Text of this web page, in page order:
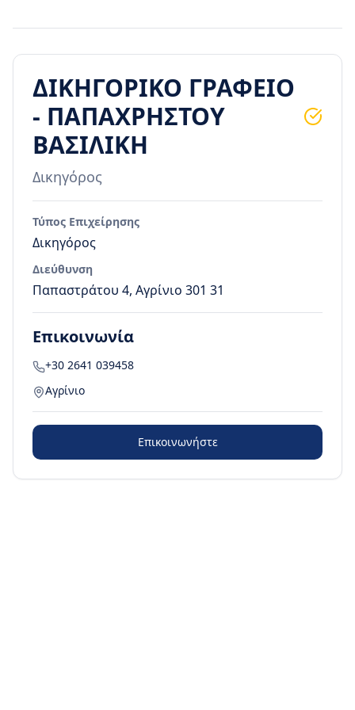
ΔΙΚΗΓΟΡΙΚΟ ΓΡΑΦΕΙΟ
- ΠΑΠΑΧΡΗΣΤΟΥ
ΒΑΣΙΛΙΚΗ
Δικηγόρος
Τύπος Επιχείρησης
Δικηγόρος
Διεύθυνση
Παπαστράτου 4, Αγρίνιο 301 31
Επικοινωνία
+30 2641 039458
Αγρίνιο
Επικοινωνήστε